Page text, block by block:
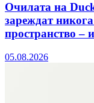
Очилата на
зареждат
пространство –
05.08.2026